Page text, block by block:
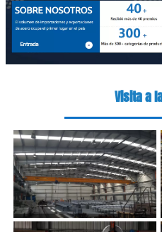
Visita a